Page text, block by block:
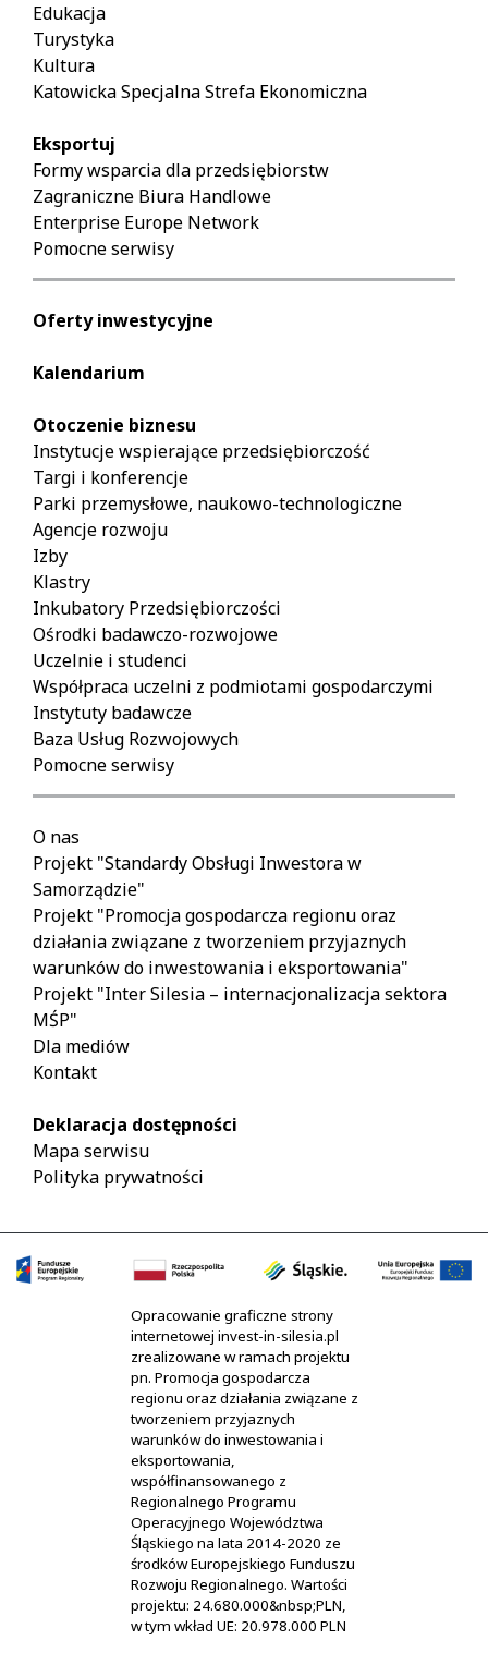
Edukacja
Turystyka
Kultura
Katowicka Specjalna Strefa Ekonomiczna
Eksportuj
Formy wsparcia dla przedsiębiorstw
Zagraniczne Biura Handlowe
Enterprise Europe Network
Pomocne serwisy
Oferty inwestycyjne
Kalendarium
Otoczenie biznesu
Instytucje wspierające przedsiębiorczość
Targi i konferencje
Parki przemysłowe, naukowo-technologiczne
Agencje rozwoju
Izby
Klastry
Inkubatory Przedsiębiorczości
Ośrodki badawczo-rozwojowe
Uczelnie i studenci
Współpraca uczelni z podmiotami gospodarczymi
Instytuty badawcze
Baza Usług Rozwojowych
Pomocne serwisy
O nas
Projekt "Standardy Obsługi Inwestora w
Samorządzie"
Projekt "Promocja gospodarcza regionu oraz
działania związane z tworzeniem przyjaznych
warunków do inwestowania i eksportowania"
Projekt "Inter Silesia – internacjonalizacja sektora
MŚP"
Dla mediów
Kontakt
Deklaracja dostępności
Mapa serwisu
Polityka prywatności
Opracowanie graficzne strony
internetowej invest-in-silesia.pl
zrealizowane w ramach projektu
pn. Promocja gospodarcza
regionu oraz działania związane z
tworzeniem przyjaznych
warunków do inwestowania i
eksportowania,
współfinansowanego z
Regionalnego Programu
Operacyjnego Województwa
Śląskiego na lata 2014-2020 ze
środków Europejskiego Funduszu
Rozwoju Regionalnego. Wartości
projektu: 24.680.000&nbsp;PLN,
w tym wkład UE: 20.978.000 PLN